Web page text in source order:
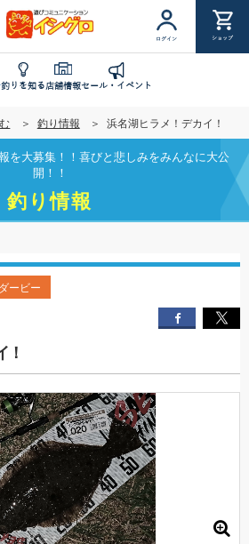
ログイン ショップ
釣りを知る店舗情報セール・イベント
釣り情報 浜名湖ヒラメ！デカイ！
を大募集！！喜びと悲しみをみんなに大公
開！！
釣り情報
ービー
！